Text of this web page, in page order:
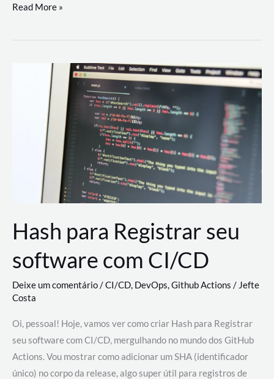
Large
Models
revolucionando
desenvolvimento
Read More »
Hash para Registrar seu
software com CI/CD
Deixe um comentário/CI/CD, DevOps,Github Actions /Jefte
Costa
Oi, pessoal! Hoje, vamos ver como criar Hash para Registrar
seu software com CI/CD, mergulhando no mundo dos GitHub
Actions. Vou mostrar como adicionar um SHA (identificador
único) no corpo da release, algo super útil para registros de